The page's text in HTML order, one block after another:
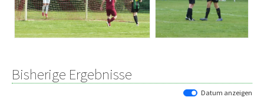
Bisherige Ergebnisse
Datum anzeigen